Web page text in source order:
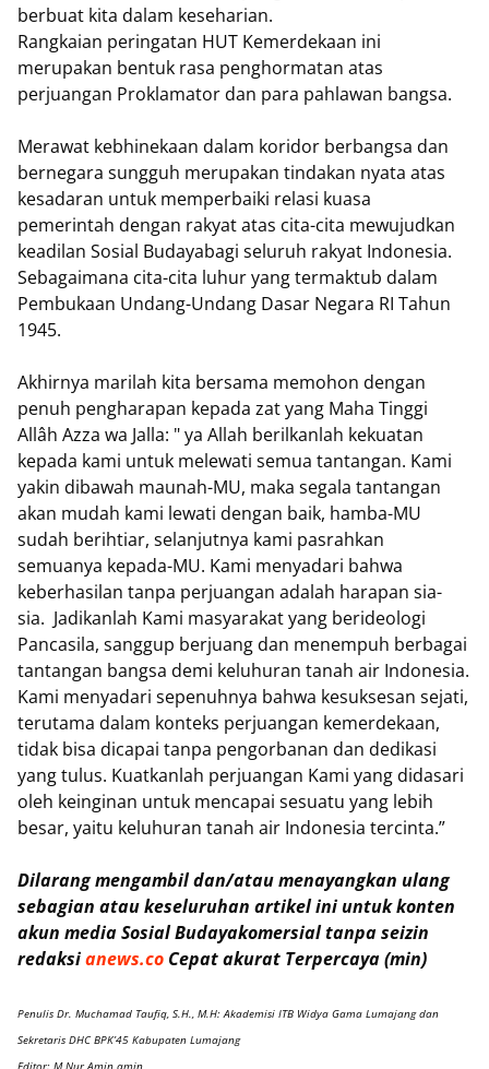
berbuat kita dalam keseharian.
Rangkaian peringatan HUT Kemerdekaan ini
merupakan bentuk rasa penghormatan atas
perjuangan Proklamator dan para pahlawan bangsa.
Merawat kebhinekaan dalam koridor berbangsa dan
bernegara sungguh merupakan tindakan nyata atas
kesadaran untuk memperbaiki relasi kuasa
pemerintah dengan rakyat atas cita-cita mewujudkan
keadilan Sosial Budayabagi seluruh rakyat Indonesia.
Sebagaimana cita-cita luhur yang termaktub dalam
Pembukaan Undang-Undang Dasar Negara RI Tahun
1945.
Akhirnya marilah kita bersama memohon dengan
penuh pengharapan kepada zat yang Maha Tinggi
Allâh Azza wa Jalla: " ya Allah berilkanlah kekuatan
kepada kami untuk melewati semua tantangan. Kami
yakin dibawah maunah-MU, maka segala tantangan
akan mudah kami lewati dengan baik, hamba-MU
sudah berihtiar, selanjutnya kami pasrahkan
semuanya kepada-MU. Kami menyadari bahwa
keberhasilan tanpa perjuangan adalah harapan sia-
sia. Jadikanlah Kami masyarakat yang berideologi
Pancasila, sanggup berjuang dan menempuh berbagai
tantangan bangsa demi keluhuran tanah air Indonesia.
Kami menyadari sepenuhnya bahwa kesuksesan sejati,
terutama dalam konteks perjuangan kemerdekaan,
tidak bisa dicapai tanpa pengorbanan dan dedikasi
yang tulus. Kuatkanlah perjuangan Kami yang didasari
oleh keinginan untuk mencapai sesuatu yang lebih
besar, yaitu keluhuran tanah air Indonesia tercinta.”
Dilarang mengambil dan/atau menayangkan ulang
sebagian atau keseluruhan artikel ini untuk konten
akun media Sosial Budayakomersial tanpa seizin
redaksianews.co Cepat akurat Terpercaya (min)
Penulis Dr. Muchamad Taufiq, S.H., M.H: Akademisi ITB Widya Gama Lumajang dan
Sekretaris DHC BPK’45 Kabupaten Lumajang
Editor: M Nur Amin amin